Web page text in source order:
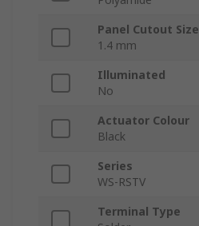
Panel Cutout Size
1.4 mm
Illuminated
No
Actuator Colour
Black
Series
WS-RSTV
Terminal Type